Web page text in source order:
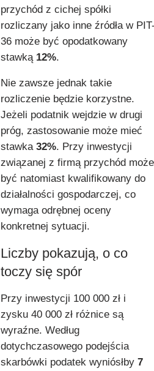
przychód z cichej spółki
rozliczany jako inne źródła w
36 może być opodatkowany
stawką 12%.
Nie zawsze jednak takie
rozliczenie będzie korzystne.
Jeżeli podatnik wejdzie w drugi
próg, zastosowanie może mieć
stawka 32%. Przy inwestycji
związanej z firmą przychód może
być natomiast kwalifikowany do
działalności gospodarczej, co
wymaga odrębnej oceny
konkretnej sytuacji.
Liczby pokazują, o co
toczy się spór
Przy inwestycji 100 000 zł i
zysku 40 000 zł różnice są
wyraźne. Według
dotychczasowego podejścia
skarbówki podatek wyniósłby 7